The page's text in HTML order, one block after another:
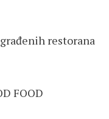
restorana
FOOD